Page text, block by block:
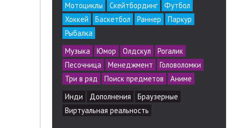
Мотоциклы
Скейтбординг
Футбол
Хоккей
Баскетбол Раннер
Паркур
Рыбалка
Музыка
Юмор Олдскул
Рогалик
Песочница
Менеджмент
Головоломки
Три в ряд
Поиск предметов
Аниме
Инди
Дополнения
Браузерные
Виртуальная реальность